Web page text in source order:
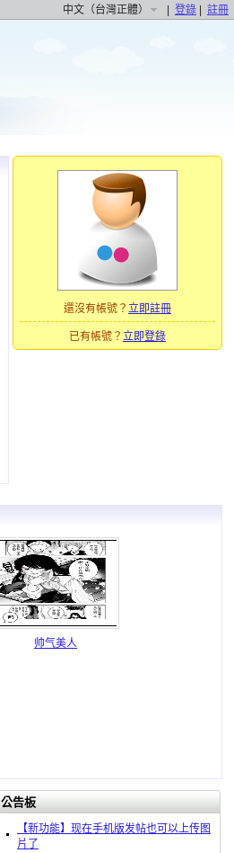
中文（台灣正體） 登錄 註冊
還沒有帳號？ 立即註冊
已有帳號？ 立即登錄
帅气美人
公告板
【新功能】现在手机版发帖也可以上传图
片了